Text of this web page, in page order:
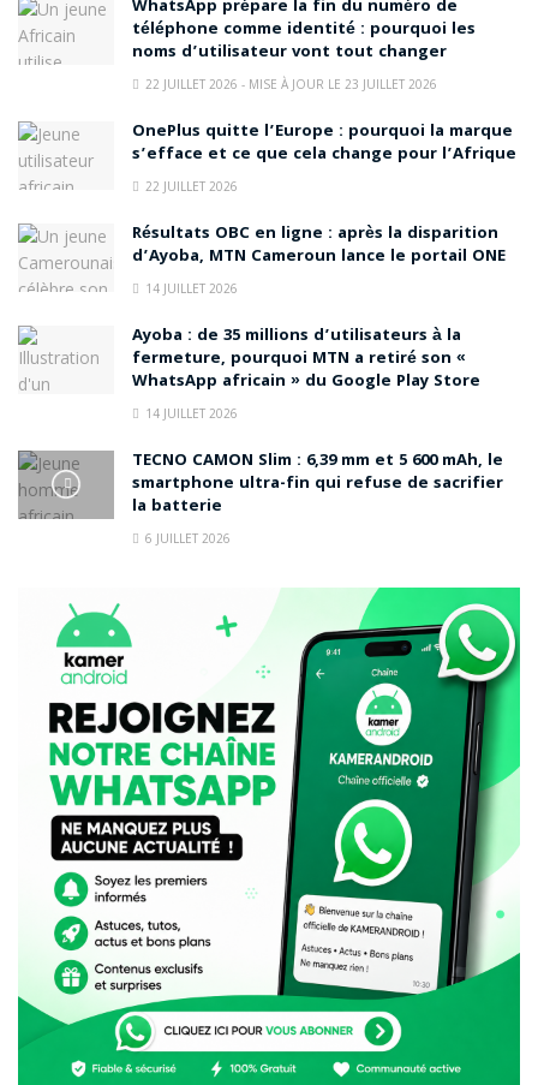
WhatsApp prépare la fin du numéro de
téléphone comme identité : pourquoi les
noms d’utilisateur vont tout changer
22 JUILLET 2026 - MISE À JOUR LE 23 JUILLET 2026
OnePlus quitte l’Europe : pourquoi la marque
s’efface et ce que cela change pour l’Afrique
22 JUILLET 2026
Résultats OBC en ligne : après la disparition
d’Ayoba, MTN Cameroun lance le portail ONE
14 JUILLET 2026
Ayoba : de 35 millions d’utilisateurs à la
fermeture, pourquoi MTN a retiré son «
WhatsApp africain » du Google Play Store
14 JUILLET 2026
TECNO CAMON Slim : 6,39 mm et 5 600 mAh, le
smartphone ultra-fin qui refuse de sacrifier
la batterie
6 JUILLET 2026